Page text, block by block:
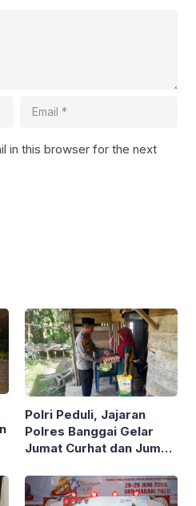
in this browser for the next
Polri Peduli, Jajaran
Polres Banggai Gelar
Jumat Curhat dan Jumat
Warga Sekaligus Bagi
Sembako